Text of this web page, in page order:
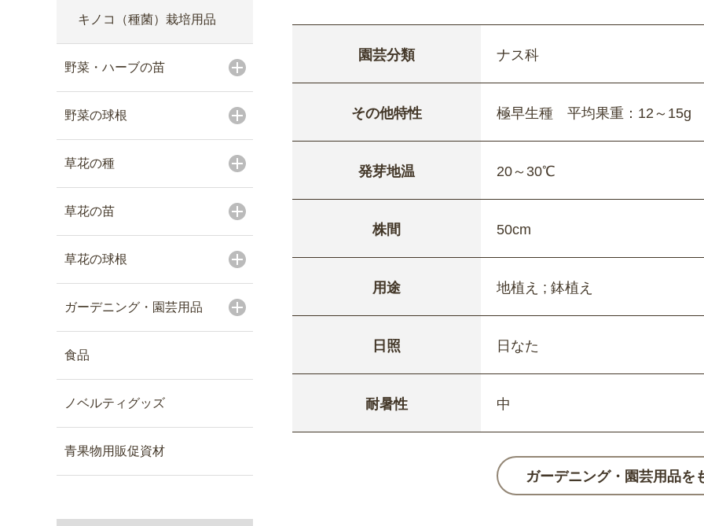
キノコ（種菌）栽培用品
野菜・ハーブの苗
野菜の球根
草花の種
草花の苗
草花の球根
ガーデニング・園芸用品
食品
ノベルティグッズ
青果物用販促資材
園芸分類 ナス科
その他特性 極早生種 平均果重：12～15g
発芽地温 20～30℃
株間 50cm
用途 地植え ; 鉢植え
日照 日なた
耐暑性 中
ガーデニング・園芸用品を